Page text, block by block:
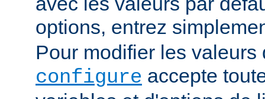
options, entrez
Pour modifier les valeurs
configure accepte